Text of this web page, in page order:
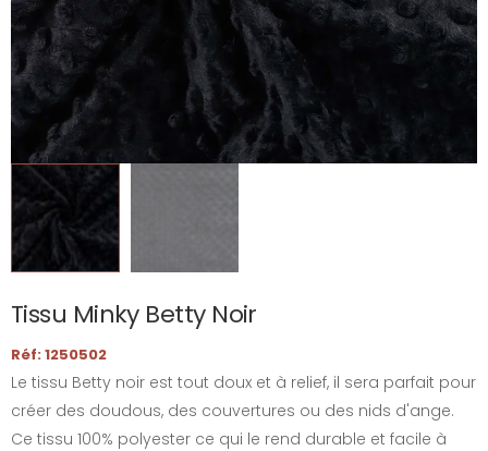
Tissu Minky Betty Noir
Réf: 1250502
Le tissu Betty noir est tout doux et à relief, il sera parfait pour
créer des doudous, des couvertures ou des nids d'ange.
Ce tissu 100% polyester ce qui le rend durable et facile à